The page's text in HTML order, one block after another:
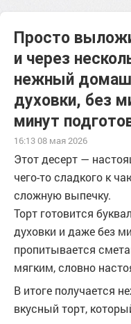
Просто
и через
нежный
духовки, без
минут
16:13 08 мая 2026
Этот десерт —
чего-то сладкого к
сложную выпечку.
Торт готовится
духовки и даже без
пропитывается
мягким, словно
В итоге получается
вкусный торт,